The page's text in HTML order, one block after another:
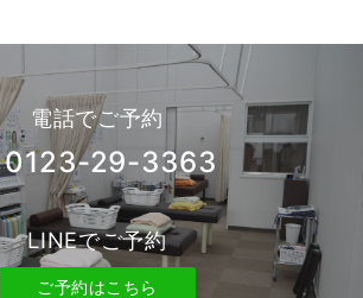
電話でご予約
0123-29-3363
LINEでご予約
ご予約はこちら